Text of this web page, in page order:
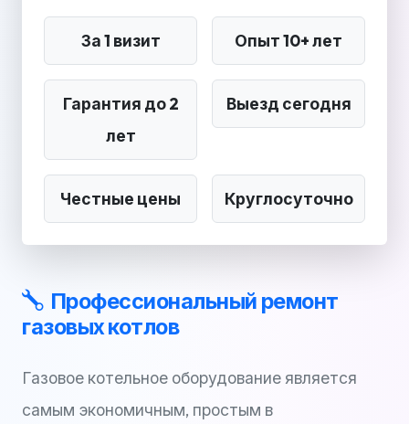
За 1 визит Опыт 10+ лет
Гарантия до 2
лет
Выезд сегодня
Честные цены Круглосуточно
Профессиональный ремонт
газовых котлов
Газовое котельное оборудование является
самым экономичным, простым в